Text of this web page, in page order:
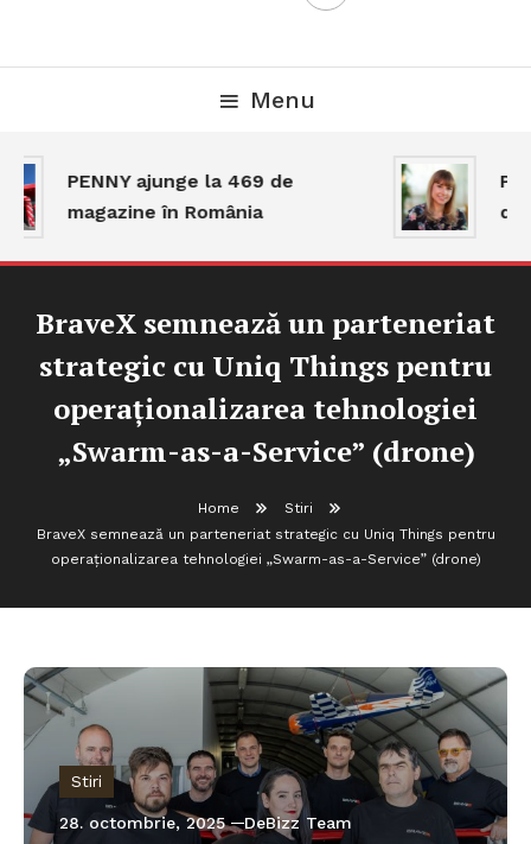
Menu
PENNY ajunge la 469 de
magazine în România
BraveX semnează un parteneriat
strategic cu Uniq Things pentru
operaționalizarea tehnologiei
„Swarm-as-a-Service” (drone)
Home
Stiri
BraveX semnează un parteneriat strategic cu Uniq Things pentru
operaționalizarea tehnologiei „Swarm-as-a-Service” (drone)
Stiri
28. octombrie, 2025 DeBizz Team